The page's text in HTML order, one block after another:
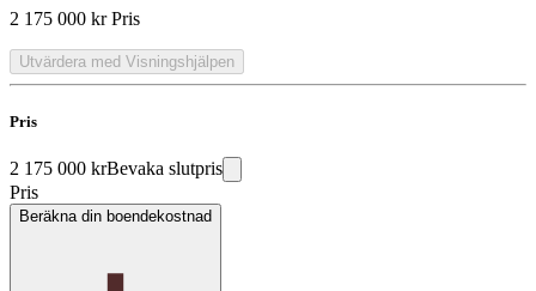
2 175 000 kr Pris
Utvärdera med Visningshjälpen
Pris
2 175 000 krBevaka slutpris
Pris
Beräkna din boendekostnad